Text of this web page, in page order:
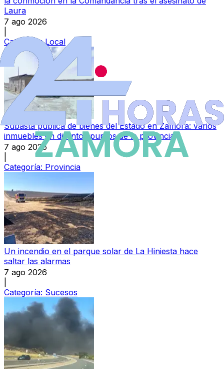
Laura
7 ago 2026
Categoría:Local
Subasta pública de bienes del Estado en Zamora: varios
inmuebles en distintos puntos de la provincia
7 ago 2026
Categoría: Provincia
Un incendio en el parque solar de La Hiniesta hace
saltar las alarmas
7 ago 2026
Categoría: Sucesos